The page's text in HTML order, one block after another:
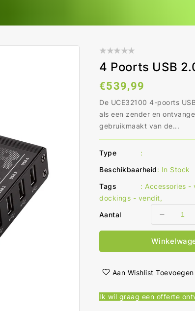
4 Poorts USB
Normale
prijs
€539,99
De UCE32100 4-poorts
als een zender en
gebruikmaakt van de...
Type
:
Beschikbaarheid: In Stock
Tags
: Accessories -
dockings - vendit,
Aantal
Aantal
voor
4
USB
Cat
5
Aan Wishlist Toevoegen
Ik wil graag een offerte